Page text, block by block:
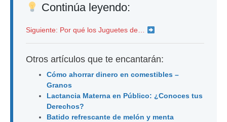
Continúa leyendo:
Siguiente: Por qué los Juguetes de…
Otros artículos que te encantarán:
Cómo ahorrar dinero en comestibles –
Granos
Lactancia Materna en Público: ¿Conoces tus
Derechos?
Batido refrescante de melón y menta